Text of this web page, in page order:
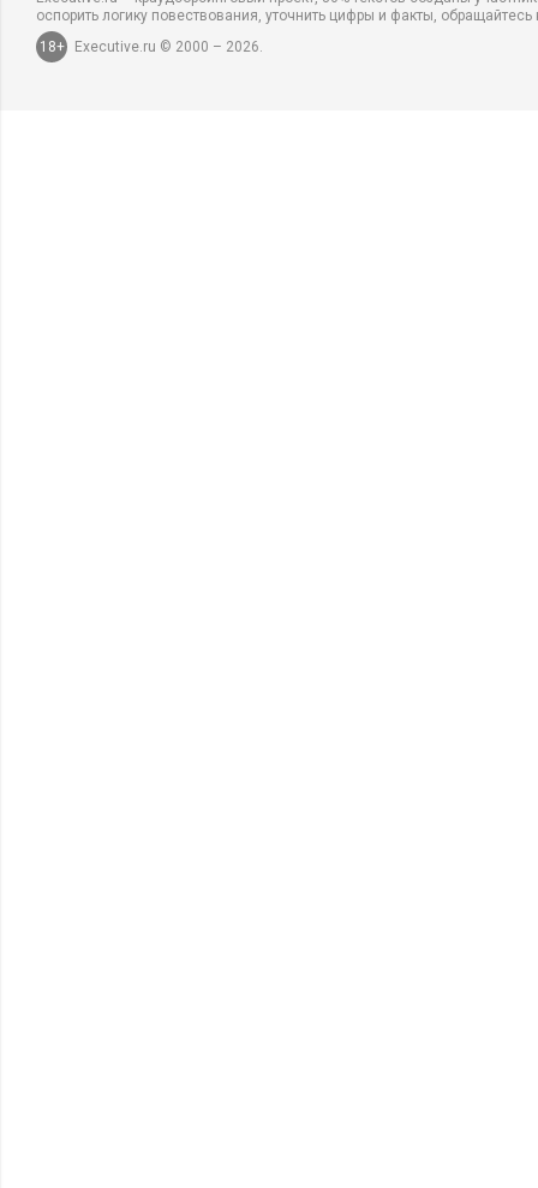
оспорить логику повествования, уточнить цифры и факты,
18+
Executive.ru © 2000 – 2026.